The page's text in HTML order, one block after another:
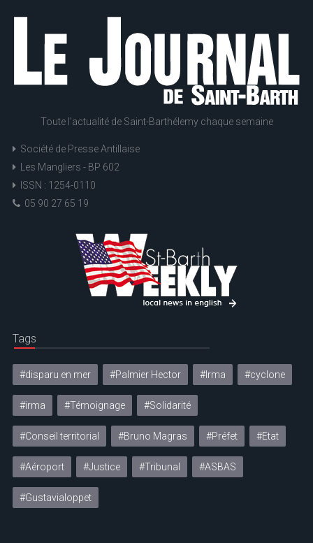
Toute l'actualité de Saint-Barthélemy chaque semaine
Société de Presse Antillaise
Les Mangliers - BP 602
ISSN : 1254-0110
05 90 27 65 19
Tags
#disparu en mer #Palmier Hector #Irma #cyclone
#irma #Témoignage #Solidarité
#Conseil territorial #Bruno Magras #Préfet #Etat
#Aéroport #Justice #Tribunal #ASBAS
#Gustavialoppet